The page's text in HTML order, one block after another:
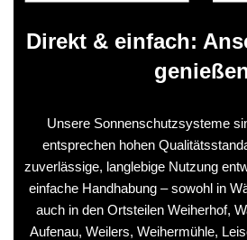
Direkt & einfach:
Unsere Sonnenschutzsysteme
entsprechen hohen
zuverlässige, langlebige Nutzung
einfache Handhabung – sowohl in
auch in den Ortsteilen Weiherhof,
Aufenau, Weilers, Weihermühle,